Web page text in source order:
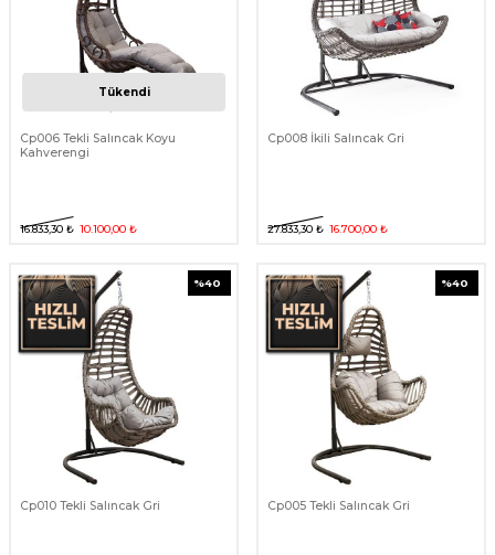
Tükendi
Cp006 Tekli Salıncak Koyu
Kahverengi
16.833,30 ₺ 10.100,00 ₺
Cp008 İkili Salıncak Gri
27.833,30 ₺ 16.700,00 ₺
%40
Cp010 Tekli Salıncak Gri
%40
Cp005 Tekli Salıncak Gri